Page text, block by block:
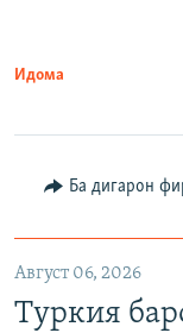
Идома
Ба дигарон
Август 06, 2026
Туркия